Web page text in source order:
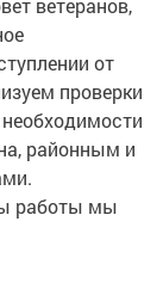
ветеранов,
от
проверки
районным и
работы мы